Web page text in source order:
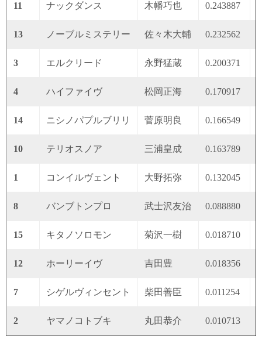
11 ナックダンス 木幡巧也 0.243887
13 ノーブルミステリー 佐々木大輔 0.232562
3 エルクリード 永野猛蔵 0.200371
4 ハイファイヴ 松岡正海 0.170917
14 ニシノパプルブリリ 菅原明良 0.166549
10 テリオスノア 三浦皇成 0.163789
1 コンイルヴェント 大野拓弥 0.132045
8 バンブトンプロ 武士沢友治 0.088880
15 キタノソロモン 菊沢一樹 0.018710
12 ホーリーイヴ 吉田豊 0.018356
7 シゲルヴィンセント 柴田善臣 0.011254
2 ヤマノコトブキ 丸田恭介 0.010713